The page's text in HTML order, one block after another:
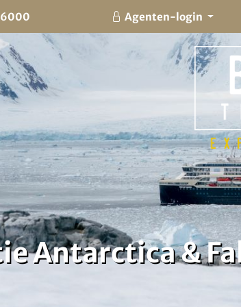
6000 Agenten-login
Antarctica &